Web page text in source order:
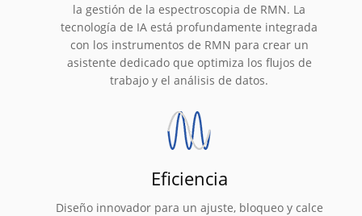
la gestión de la espectroscopia de RMN. La
tecnología de IA está profundamente integrada
con los instrumentos de RMN para crear un
asistente dedicado que optimiza los flujos de
trabajo y el análisis de datos.
Eficiencia
Diseño innovador para un ajuste, bloqueo y calce